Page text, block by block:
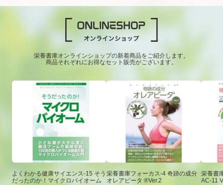
栄養書庫オンラインショップの新着商品をご紹介します。
商品それぞれにお得なセット販売がございます。
よくわかる健康サイエンス-15 そう
だったのか！マイクロバイオーム
栄養書庫フォーカス-4 奇跡の成分
オレアビータ ®Ver.2
栄養書
AC-11